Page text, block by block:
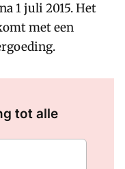
1 juli 2015. Het
met een
tot alle